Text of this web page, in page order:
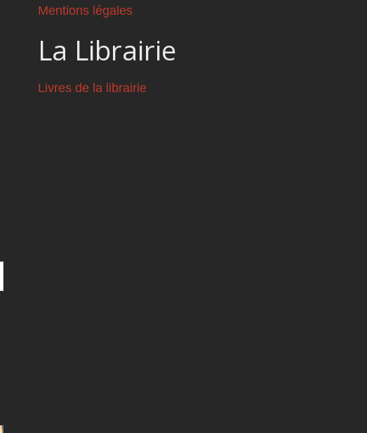
Mentions légales
La Librairie
Livres de la librairie